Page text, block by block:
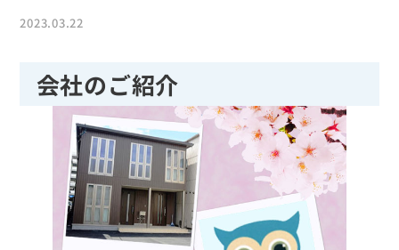
2023.03.22
会社のご紹介